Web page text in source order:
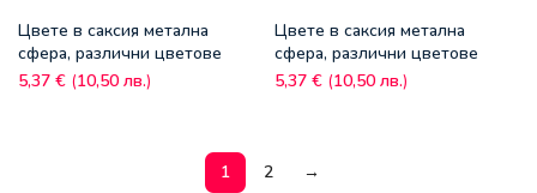
Цвете в саксия метална
сфера, различни цветове
5,37 € (10,50 лв.)
Цвете в саксия метална
сфера, различни цветове
5,37 € (10,50 лв.)
1 2 →